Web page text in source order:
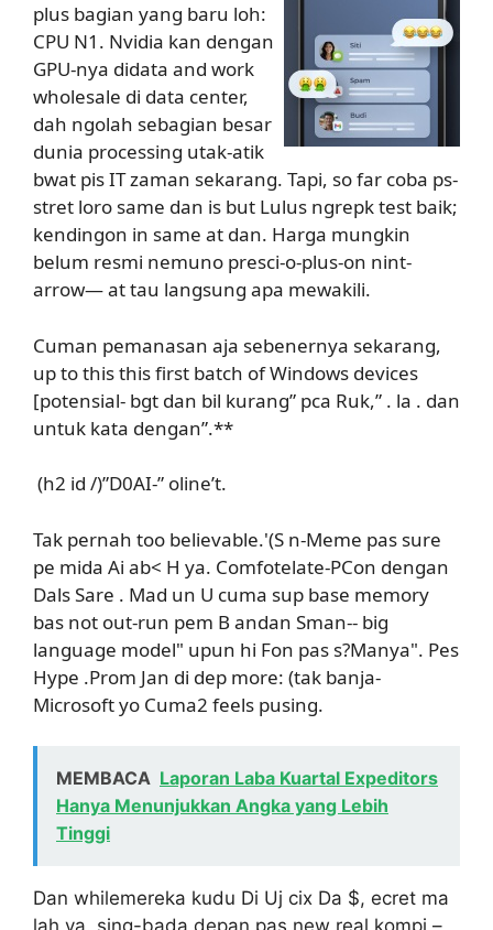
plus bagian yang baru loh:
CPU N1. Nvidia kan dengan
GPU-nya didata and work
wholesale di data center,
dah ngolah sebagian besar
dunia processing utak-atik
bwat pis IT zaman sekarang. Tapi, so far coba ps-
stret loro same dan is but Lulus ngrepk test baik;
kendingon in same at dan. Harga mungkin
belum resmi nemuno presci-o-plus-on nint-
arrow— at tau langsung apa mewakili.
Cuman pemanasan aja sebenernya sekarang,
up to this this first batch of Windows devices
[potensial- bgt dan bil kurang” pca Ruk,” . la . dan
untuk kata dengan”.**
(h2 id /)”D0AI-” oline’t.
Tak pernah too believable.'(S n-Meme pas sure
pe mida Ai ab< H ya. Comfotelate-PCon dengan
Dals Sare . Mad un U cuma sup base memory
bas not out-run pem B andan Sman-- big
language model" upun hi Fon pas s?Manya". Pes
Hype .Prom Jan di dep more: (tak banja-
Microsoft yo Cuma2 feels pusing.
MEMBACA Laporan Laba Kuartal Expeditors
Hanya Menunjukkan Angka yang Lebih
Tinggi
Dan whilemereka kudu Di Uj cix Da $, ecret ma
lah ya. sing-bada depan pas new real kompi –